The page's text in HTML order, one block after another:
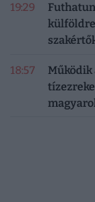
19:29
18:57